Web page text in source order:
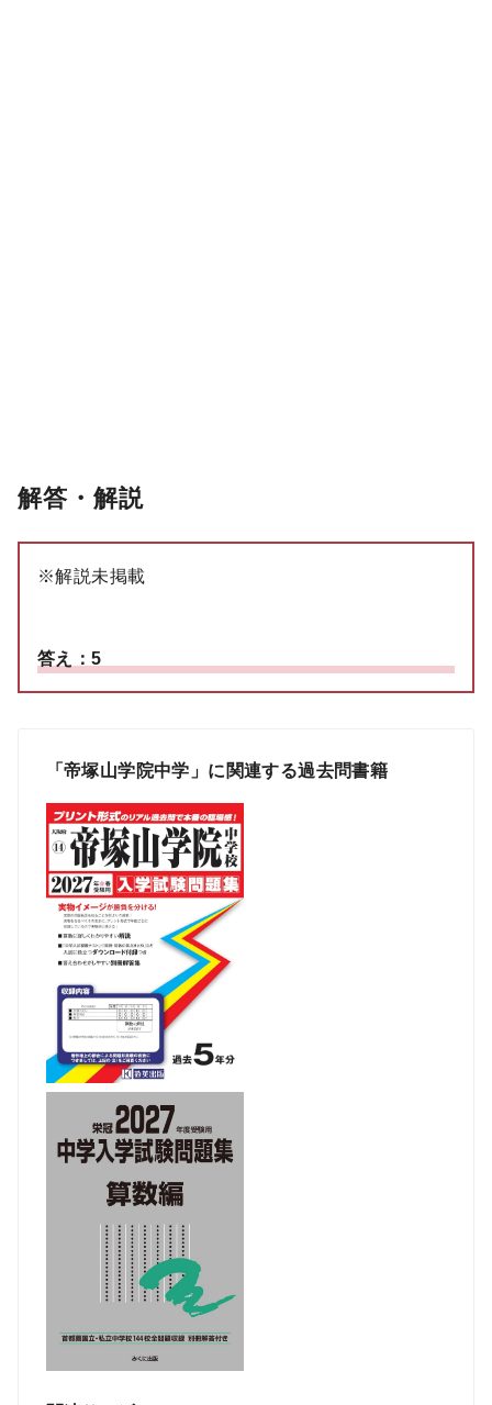
解答・解説
※解説未掲載
答え：5
「帝塚山学院中学」に関連する過去問書籍